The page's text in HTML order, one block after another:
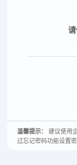
温馨提示：
建议使用
过忘记密码功能设置密